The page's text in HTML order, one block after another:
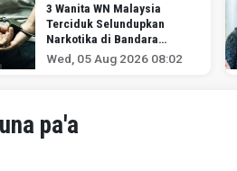
3 Wanita WN Malaysia
Terciduk Selundupkan
Narkotika di Bandara
Soekarno-Hatta
Wed, 05 Aug 2026 08:02
pa'a